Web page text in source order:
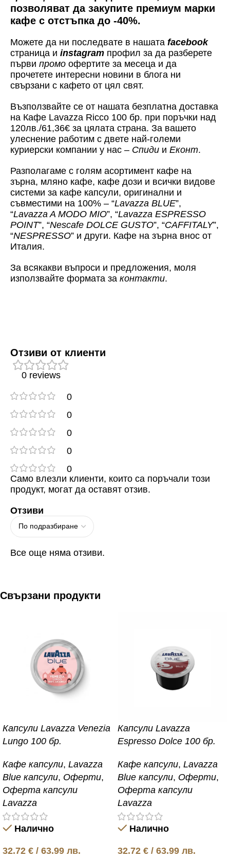
позволяват да закупите премиум марки
кафе с отстъпка до -40%.
Можете да ни последвате в нашата facebook
страница и instagram профил за да разберете
първи промо офертите за месеца и да
прочетете интересни новини в блога ни
свързани с кафето от цял свят.
Възползвайте се от нашата безплатна доставка
на Кафе Lavazza Ricco 100 бр. при поръчки над
120лв./61,36€ за цялата страна. За вашето
улеснение работим с двете най-големи
куриерски компании у нас – Спиди и Еконт.
Разполагаме с голям асортимент кафе на
зърна, мляно кафе, кафе дози и всички видове
системи за кафе капсули, оригинални и
съвместими на 100% – “Lavazza BLUE”,
“Lavazza A MODO MIO”, “Lavazza ESPRESSO
POINT”, “Nescafe DOLCE GUSTO”, “CAFFITALY”,
“NESPRESSO” и други. Кафе на зърна внос от
Италия.
За всякакви въпроси и предложения, моля
използвайте формата за контакти.
Отзиви от клиенти
0 reviews
0
0
0
0
0
Отзиви
Все още няма отзиви.
Само влезли клиенти, които са поръчали този
продукт, могат да оставят отзив.
Свързани продукти
Капсули Lavazza Venezia
Lungo 100 бр.
Кафе капсули, Lavazza
Blue капсули, Оферти,
Оферта капсули
Lavazza
Налично
32.72 € / 63.99 лв.
Капсули Lavazza
Espresso Dolce 100 бр.
Кафе капсули, Lavazza
Blue капсули, Оферти,
Оферта капсули
Lavazza
Налично
32.72 € / 63.99 лв.